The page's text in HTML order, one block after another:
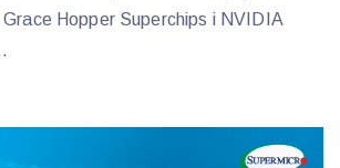
Hopper Superchips i NVIDIA